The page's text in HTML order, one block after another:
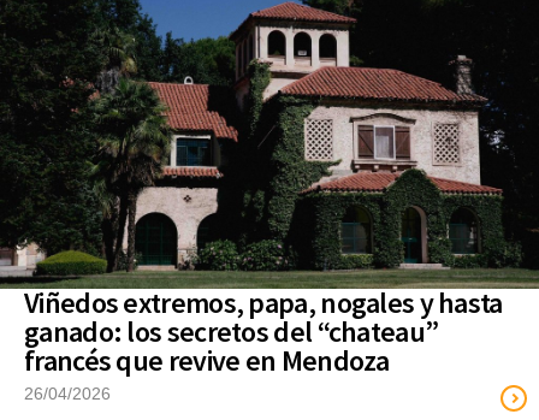
Viñedos extremos, papa, nogales y hasta
ganado: los secretos del “chateau”
francés que revive en Mendoza
26/04/2026